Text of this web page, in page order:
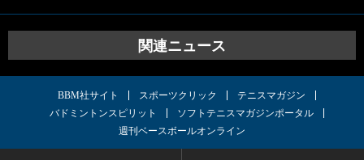
関連ニュース
BBM社サイト スポーツクリック
テニスマガジン
バドミントンスピリット
ソフトテニスマガジンポータル
週刊ベースボールオンライン